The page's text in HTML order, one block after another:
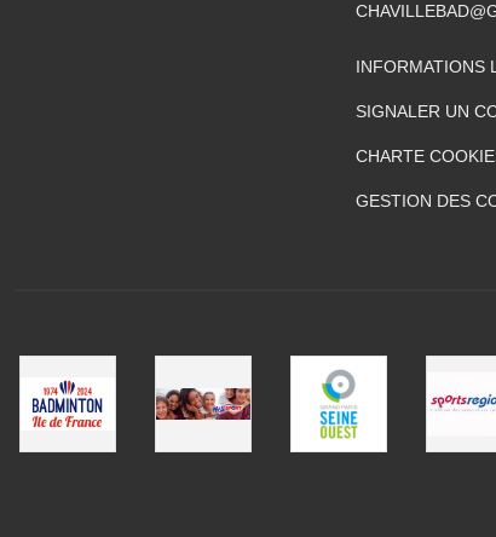
INFORMATIONS
SIGNALER UN
CHARTE
GESTION DES